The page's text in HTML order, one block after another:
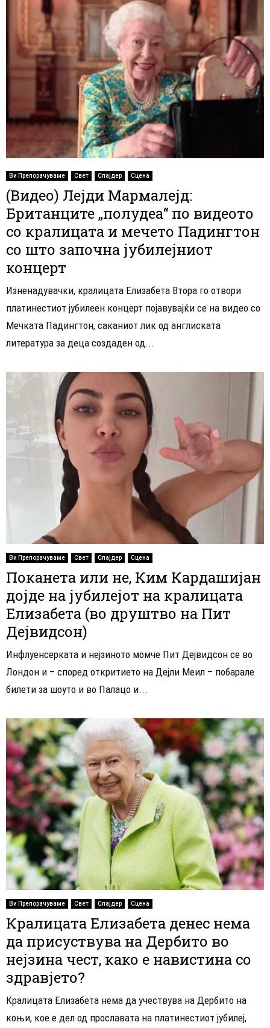
Ви Препорачуваме Свет Слајдер Сцена
(Видео) Лејди Мармалејд:
Британците „полудеа“ по видеото
со кралицата и мечето Падингтон
со што започна јубилејниот
концерт
Изненадувачки, кралицата Елизабета Втора го отвори
платинестиот јубилеен концерт појавувајќи се на видео со
Мечката Падингтон, саканиот лик од англиската
литература за деца создаден од...
Ви Препорачуваме Свет Слајдер Сцена
Поканета или не, Ким Кардашијан
дојде на јубилејот на кралицата
Елизабета (во друштво на Пит
Дејвидсон)
Инфлуенсерката и нејзиното момче Пит Дејвидсон се во
Лондон и – според откритието на Дејли Меил – побарале
билети за шоуто и во Палацо и...
Ви Препорачуваме Свет Слајдер Сцена
Кралицата Елизабета денес нема
да присуствува на Дербито во
нејзина чест, како е навистина со
здравјето?
Кралицата Елизабета нема да учествува на Дербито на
коњи, кое е дел од прославата на платинестиот јубилеј,